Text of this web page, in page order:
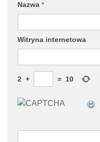
Nazwa *
Witryna internetowa
2 + = 10